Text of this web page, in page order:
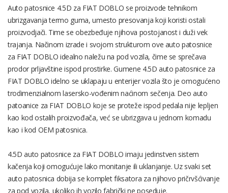
Auto patosnice 4.5D za FIAT DOBLO se proizvode tehnikom
ubrizgavanja termo guma, umesto presovanja koji koristi ostali
proizvodjači. Time se obezbeđuje njihova postojanost i duži vek
trajanja. Načinom izrade i svojom strukturom ove auto patosnice
za FIAT DOBLO idealno naležu na pod vozila, čime se sprečava
prodor prljavštine ispod prostirke. Gumene 4.5D auto patosnice za
FIAT DOBLO idelno se uklapaju u enterijer vozila što je omogućeno
trodimenzialnom lasersko-vođenim naćinom sečenja. Deo auto
patoanice za FIAT DOBLO koje se proteže ispod pedala nije lepljen
kao kod ostalih proizvođača, već se ubrizgava u jednom komadu
kao i kod OEM patosnica.
4.5D auto patosnice za FIAT DOBLO imaju jedinstven sistem
kačenja koji omogućuje lako monitanje ili uklanjanje. Uz svaki set
auto patosnica dobija se komplet fiksatora za njihovo pričrvšćivanje
za pod vozila, ukoliko ih vozilo fabrički ne poseduje.